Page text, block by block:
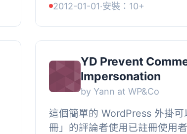
際上是一個軟件防火牆。在...
2012-01-01·安裝：10+
YD Prevent
Impersonation
by Yann at WP&Co
這個簡單的 WordPress 外掛可
冊」的評論者使用已註冊使用